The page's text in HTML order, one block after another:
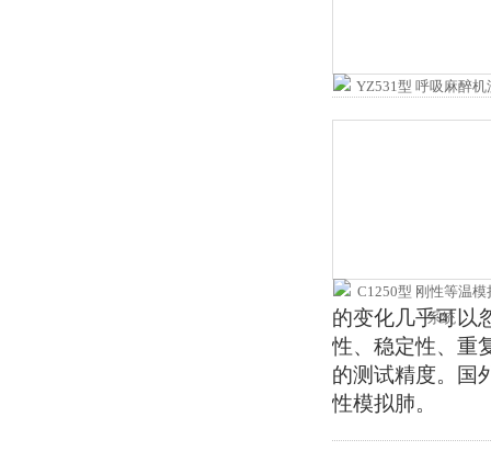
的变化几乎可以
性、稳定性、重
的测试精度。国
性模拟肺。